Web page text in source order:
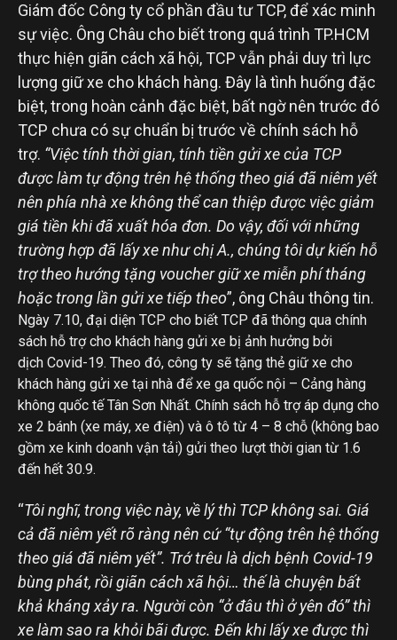
Giám đốc Công ty cổ phần đầu tư TCP, để xác minh
sự việc. Ông Châu cho biết trong quá trình TP.HCM
thực hiện giãn cách xã hội, TCP vẫn phải duy trì lực
lượng giữ xe cho khách hàng. Đây là tình huống đặc
biệt, trong hoàn cảnh đặc biệt, bất ngờ nên trước đó
TCP chưa có sự chuẩn bị trước về chính sách hỗ
trợ. “Việc tính thời gian, tính tiền gửi xe của TCP
được làm tự động trên hệ thống theo giá đã niêm yết
nên phía nhà xe không thể can thiệp được việc giảm
giá tiền khi đã xuất hóa đơn. Do vậy, đối với những
trường hợp đã lấy xe như chị A., chúng tôi dự kiến hỗ
trợ theo hướng tặng voucher giữ xe miễn phí tháng
hoặc trong lần gửi xe tiếp theo”, ông Châu thông tin.
Ngày 7.10, đại diện TCP cho biết TCP đã thông qua chính
sách hỗ trợ cho khách hàng gửi xe bị ảnh hưởng bởi
dịch Covid-19. Theo đó, công ty sẽ tặng thẻ giữ xe cho
khách hàng gửi xe tại nhà để xe ga quốc nội – Cảng hàng
không quốc tế Tân Sơn Nhất. Chính sách hỗ trợ áp dụng cho
xe 2 bánh (xe máy, xe điện) và ô tô từ 4 – 8 chỗ (không bao
gồm xe kinh doanh vận tải) gửi theo lượt thời gian từ 1.6
đến hết 30.9.
“Tôi nghĩ, trong việc này, về lý thì TCP không sai. Giá
cả đã niêm yết rõ ràng nên cứ “tự động trên hệ thống
theo giá đã niêm yết”. Trớ trêu là dịch bệnh Covid-19
bùng phát, rồi giãn cách xã hội… thế là chuyện bất
khả kháng xảy ra. Người còn “ở đâu thì ở yên đó” thì
xe làm sao ra khỏi bãi được. Đến khi lấy xe được thì